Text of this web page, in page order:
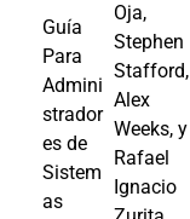
Guía
Para
Admini
strador
es de
Sistem
as
Oja,
Stephen
Stafford,
Alex
Weeks, y
Rafael
Ignacio